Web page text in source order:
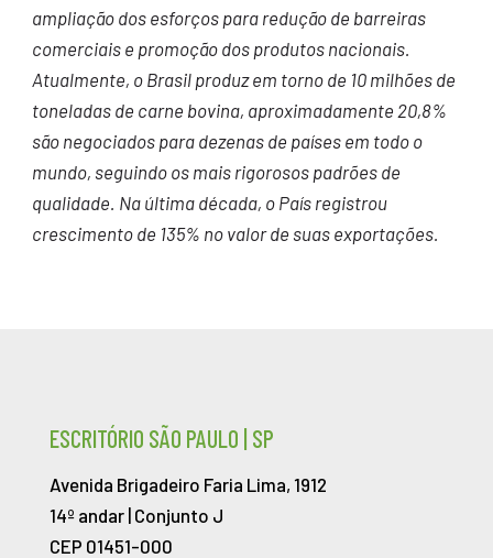
ampliação dos esforços para redução de barreiras
comerciais e promoção dos produtos nacionais.
Atualmente, o Brasil produz em torno de 10 milhões de
toneladas de carne bovina, aproximadamente 20,8%
são negociados para dezenas de países em todo o
mundo, seguindo os mais rigorosos padrões de
qualidade. Na última década, o País registrou
crescimento de 135% no valor de suas exportações.
ESCRITÓRIO SÃO PAULO | SP
Avenida Brigadeiro Faria Lima, 1912
14º andar | Conjunto J
CEP 01451-000